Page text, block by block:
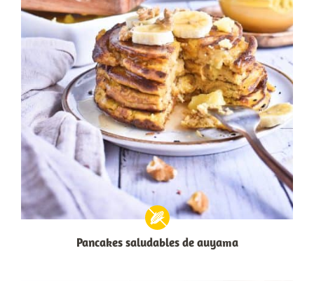
Pancakes saludables de auyama